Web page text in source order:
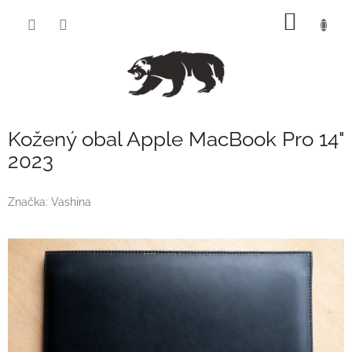
Kožený obal Apple MacBook Pro 14"
2023
Značka: Vashina